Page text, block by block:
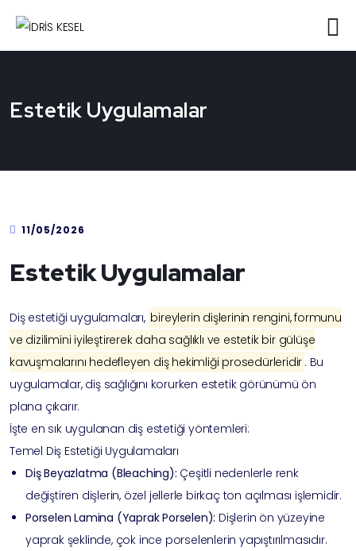
Estetik Uygulamalar
11/05/2026
Estetik Uygulamalar
Diş estetiği uygulamaları, bireylerin dişlerinin rengini, formunu
ve dizilimini iyileştirerek daha sağlıklı ve estetik bir gülüşe
kavuşmalarını hedefleyen diş hekimliği prosedürleridir . Bu
uygulamalar, diş sağlığını korurken estetik görünümü ön
plana çıkarır.
İşte en sık uygulanan diş estetiği yöntemleri:
Temel Diş Estetiği Uygulamaları
Diş Beyazlatma (Bleaching): Çeşitli nedenlerle renk
değiştiren dişlerin, özel jellerle birkaç ton açılması işlemidir.
Porselen Lamina (Yaprak Porselen): Dişlerin ön yüzeyine
yaprak şeklinde, çok ince porselenlerin yapıştırılmasıdır.